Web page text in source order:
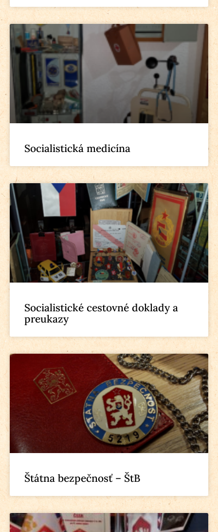
Socialistická medicína
Socialistické cestovné doklady a
preukazy
Štátna bezpečnosť – ŠtB